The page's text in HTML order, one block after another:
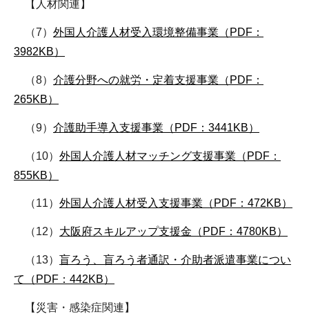
【人材関連】
（7） 外国人介護人材受入環境整備事業（PDF：
3982KB）
（8） 介護分野への就労・定着支援事業（PDF：
265KB）
（9） 介護助手導入支援事業（PDF：3441KB）
（10） 外国人介護人材マッチング支援事業（PDF：
855KB）
（11） 外国人介護人材受入支援事業（PDF：472KB）
（12） 大阪府スキルアップ支援金（PDF：4780KB）
（13） 盲ろう、盲ろう者通訳・介助者派遣事業につい
て（PDF：442KB）
【災害・感染症関連】